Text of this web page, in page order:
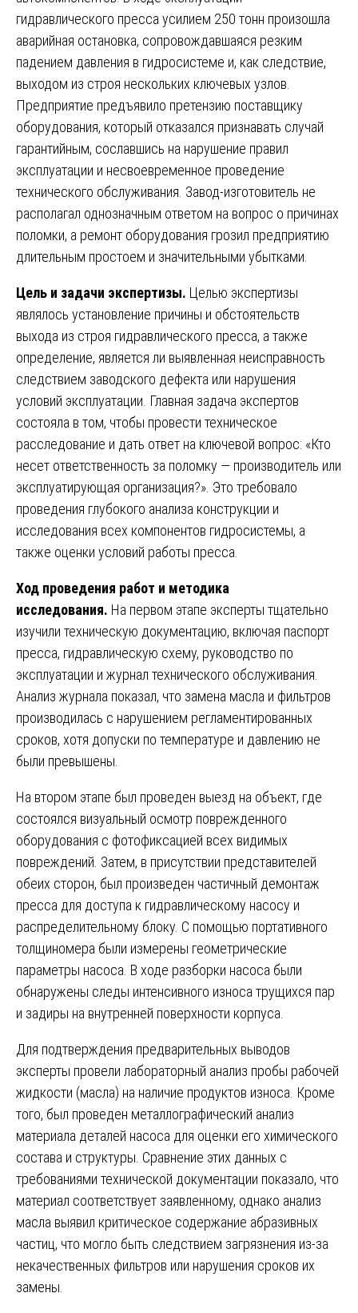
гидравлического пресса усилием 250 тонн произошла
аварийная остановка, сопровождавшаяся резким
падением давления в гидросистеме и, как следствие,
выходом из строя нескольких ключевых узлов.
Предприятие предъявило претензию поставщику
оборудования, который отказался признавать случай
гарантийным, сославшись на нарушение правил
эксплуатации и несвоевременное проведение
технического обслуживания. Завод-изготовитель не
располагал однозначным ответом на вопрос о причинах
поломки, а ремонт оборудования грозил предприятию
длительным простоем и значительными убытками.
Цель и задачи экспертизы. Целью экспертизы
являлось установление причины и обстоятельств
выхода из строя гидравлического пресса, а также
определение, является ли выявленная неисправность
следствием заводского дефекта или нарушения
условий эксплуатации. Главная задача экспертов
состояла в том, чтобы провести техническое
расследование и дать ответ на ключевой вопрос: «Кто
несет ответственность за поломку — производитель или
эксплуатирующая организация?». Это требовало
проведения глубокого анализа конструкции и
исследования всех компонентов гидросистемы, а
также оценки условий работы пресса.
Ход проведения работ и методика
исследования. На первом этапе эксперты тщательно
изучили техническую документацию, включая паспорт
пресса, гидравлическую схему, руководство по
эксплуатации и журнал технического обслуживания.
Анализ журнала показал, что замена масла и фильтров
производилась с нарушением регламентированных
сроков, хотя допуски по температуре и давлению не
были превышены.
На втором этапе был проведен выезд на объект, где
состоялся визуальный осмотр поврежденного
оборудования с фотофиксацией всех видимых
повреждений. Затем, в присутствии представителей
обеих сторон, был произведен частичный демонтаж
пресса для доступа к гидравлическому насосу и
распределительному блоку. С помощью портативного
толщиномера были измерены геометрические
параметры насоса. В ходе разборки насоса были
обнаружены следы интенсивного износа трущихся пар
и задиры на внутренней поверхности корпуса.
Для подтверждения предварительных выводов
эксперты провели лабораторный анализ пробы рабочей
жидкости (масла) на наличие продуктов износа. Кроме
того, был проведен металлографический анализ
материала деталей насоса для оценки его химического
состава и структуры. Сравнение этих данных с
требованиями технической документации показало, что
материал соответствует заявленному, однако анализ
масла выявил критическое содержание абразивных
частиц, что могло быть следствием загрязнения из-за
некачественных фильтров или нарушения сроков их
замены.